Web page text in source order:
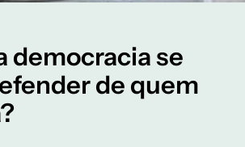
democracia se
de quem